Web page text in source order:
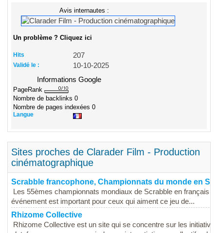
Avis internautes :
Un problème ? Cliquez ici
Hits 207
Validé le :
10-10-2025
Informations Google
PageRank
Nombre de backlinks 0
Nombre de pages indexées 0
Langue
Sites proches de Clarader Film - Production
cinématographique
Scrabble francophone, Championnats du monde en
Les 55èmes championnats mondiaux de Scrabble en français
événement est important pour ceux qui aiment ce jeu de...
Rhizome Collective
Rhizome Collective est un site qui se concentre sur les